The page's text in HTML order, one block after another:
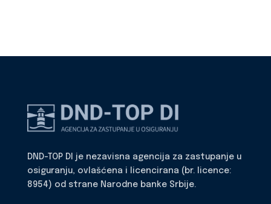
DND-TOP DI je nezavisna agencija za zastupanje u
osiguranju, ovlašćena i licencirana (br. licence:
8954) od strane Narodne banke Srbije.